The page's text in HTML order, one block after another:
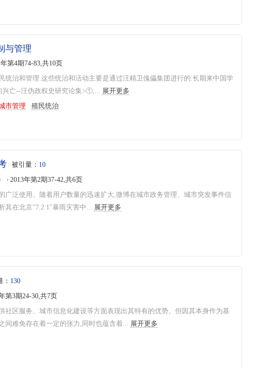
与管理
第4期74-83,共10页
统治和管理.这些统治和活动主要是通过汪精卫傀儡集团进行的.长期来中国学
兴亡--汪伪政权史研究论集>①,... 展开更多
市管理 殖民统治
被引量： 10
2013年第2期37-42,共6页
广泛使用。随着用户数量的迅速扩大,微博在城市政务管理、城市突发事件信
其在北京"7.2 1"暴雨灾害中... 展开更多
： 130
第3期24-30,共7页
区服务、城市信息化建设等方面表现出其特有的优势。但因其本身作为基
间难免存在着一定的张力,同时也蕴含着... 展开更多